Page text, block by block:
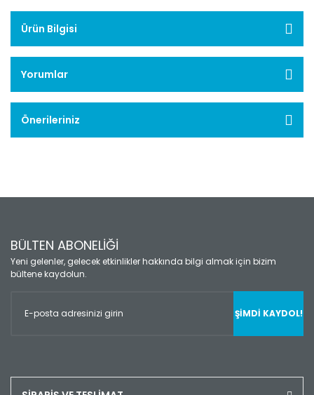
Ürün Bilgisi
Yorumlar
Önerileriniz
BÜLTEN ABONELİĞİ
Yeni gelenler, gelecek etkinlikler hakkında bilgi almak için bizim
bültene kaydolun.
ŞİMDİ KAYDOL!